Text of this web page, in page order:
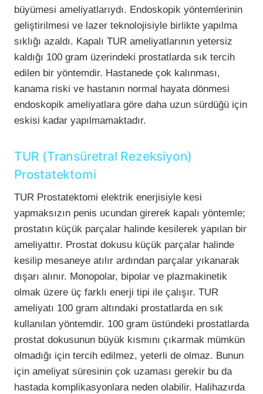
büyümesi ameliyatlarıydı. Endoskopik yöntemlerinin
geliştirilmesi ve lazer teknolojisiyle birlikte yapılma
sıklığı azaldı. Kapalı TUR ameliyatlarının yetersiz
kaldığı 100 gram üzerindeki prostatlarda sık tercih
edilen bir yöntemdir. Hastanede çok kalınması,
kanama riski ve hastanın normal hayata dönmesi
endoskopik ameliyatlara göre daha uzun sürdüğü için
eskisi kadar yapılmamaktadır.
TUR (Transüretral Rezeksiyon)
Prostatektomi
TUR Prostatektomi elektrik enerjisiyle kesi
yapmaksızın penis ucundan girerek kapalı yöntemle;
prostatın küçük parçalar halinde kesilerek yapılan bir
ameliyattır. Prostat dokusu küçük parçalar halinde
kesilip mesaneye atılır ardından parçalar yıkanarak
dışarı alınır. Monopolar, bipolar ve plazmakinetik
olmak üzere üç farklı enerji tipi ile çalışır. TUR
ameliyatı 100 gram altındaki prostatlarda en sık
kullanılan yöntemdir. 100 gram üstündeki prostatlarda
prostat dokusunun büyük kısmını çıkarmak mümkün
olmadığı için tercih edilmez, yeterli de olmaz. Bunun
için ameliyat süresinin çok uzaması gerekir bu da
hastada komplikasyonlara neden olabilir. Halihazırda